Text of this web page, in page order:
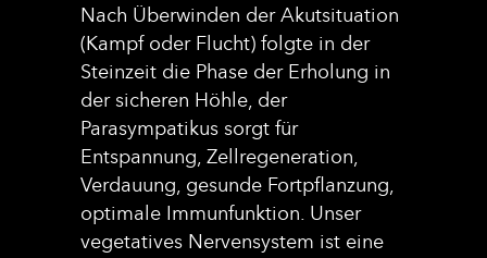
Nach Überwinden der Akutsituation
(Kampf oder Flucht) folgte in der
Steinzeit die Phase der Erholung in
der sicheren Höhle, der
Parasympatikus sorgt für
Entspannung, Zellregeneration,
Verdauung, gesunde Fortpflanzung,
optimale Immunfunktion. Unser
vegetatives Nervensystem ist eine